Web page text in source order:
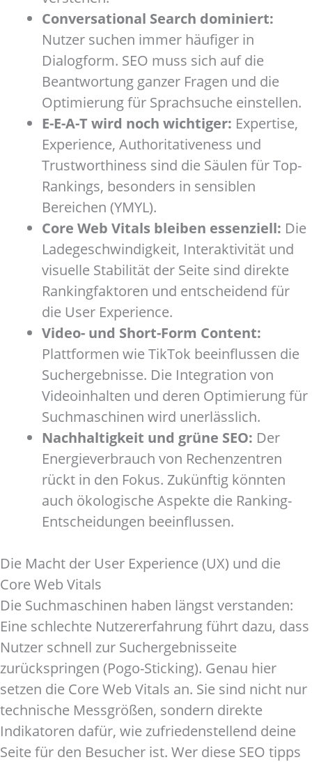
Conversational Search dominiert:
Nutzer suchen immer häufiger in
Dialogform. SEO muss sich auf die
Beantwortung ganzer Fragen und die
Optimierung für Sprachsuche einstellen.
E-E-A-T wird noch wichtiger: Expertise,
Experience, Authoritativeness und
Trustworthiness sind die Säulen für Top-
Rankings, besonders in sensiblen
Bereichen (YMYL).
Core Web Vitals bleiben essenziell: Die
Ladegeschwindigkeit, Interaktivität und
visuelle Stabilität der Seite sind direkte
Rankingfaktoren und entscheidend für
die User Experience.
Video- und Short-Form Content:
Plattformen wie TikTok beeinflussen die
Suchergebnisse. Die Integration von
Videoinhalten und deren Optimierung für
Suchmaschinen wird unerlässlich.
Nachhaltigkeit und grüne SEO: Der
Energieverbrauch von Rechenzentren
rückt in den Fokus. Zukünftig könnten
auch ökologische Aspekte die Ranking-
Entscheidungen beeinflussen.
Die Macht der User Experience (UX) und die
Core Web Vitals
Die Suchmaschinen haben längst verstanden:
Eine schlechte Nutzererfahrung führt dazu, dass
Nutzer schnell zur Suchergebnisseite
zurückspringen (Pogo-Sticking). Genau hier
setzen die Core Web Vitals an. Sie sind nicht nur
technische Messgrößen, sondern direkte
Indikatoren dafür, wie zufriedenstellend deine
Seite für den Besucher ist. Wer diese SEO tipps